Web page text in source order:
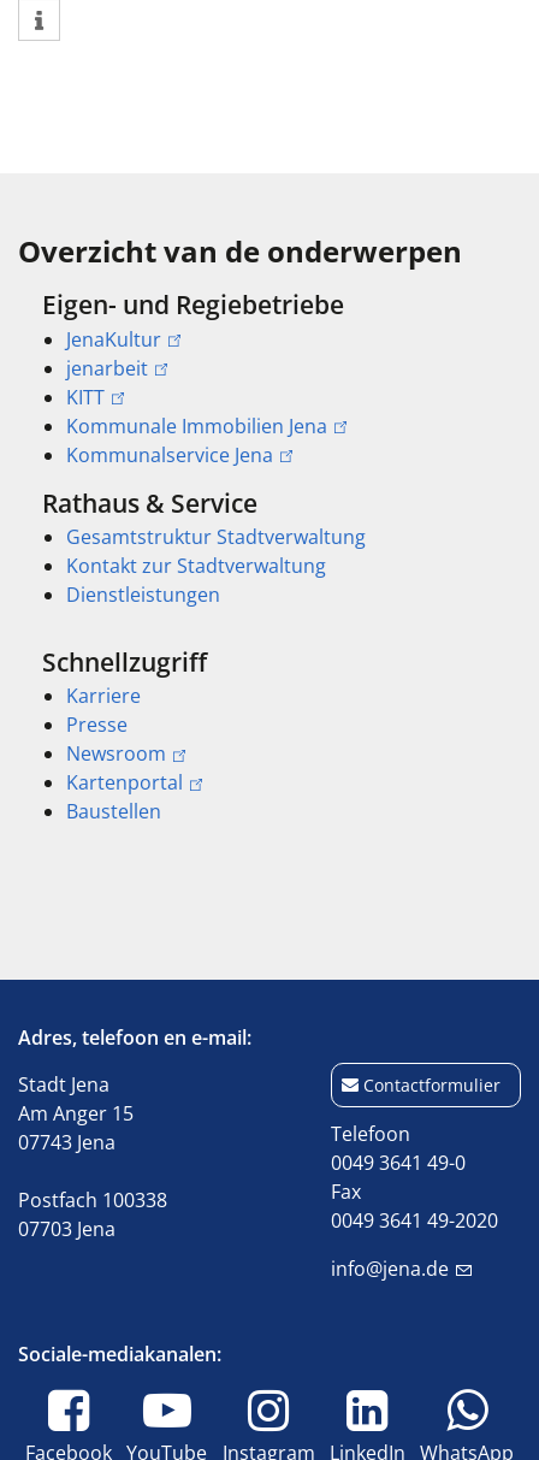
Overzicht van de onderwerpen
Eigen- und Regiebetriebe
JenaKultur
jenarbeit
KITT
Kommunale Immobilien Jena
Kommunalservice Jena
Rathaus & Service
Gesamtstruktur Stadtverwaltung
Kontakt zur Stadtverwaltung
Dienstleistungen
Schnellzugriff
Karriere
Presse
Newsroom
Kartenportal
Baustellen
Adres, telefoon en e-mail:
Stadt Jena
Am Anger 15
07743 Jena
Postfach 100338
07703 Jena
Contactformulier
Telefoon
0049 3641 49-0
Fax
0049 3641 49-2020
info@jena.de
Sociale-mediakanalen:
Facebook YouTube Instagram LinkedIn WhatsApp